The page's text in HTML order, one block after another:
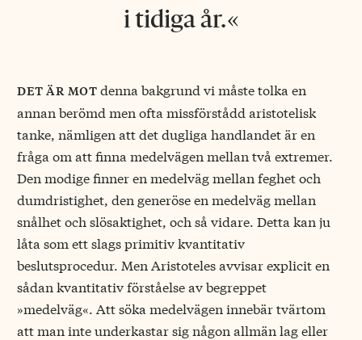
i tidiga år.
det är motdenna bakgrund vi måste tolka en
annan berömd men ofta missförstådd aristotelisk
tanke, nämligen att det dugliga handlandet är en
fråga om att finna medelvägen mellan två extremer.
Den modige finner en medelväg mellan feghet och
dumdristighet, den generöse en medelväg mellan
snålhet och slösaktighet, och så vidare. Detta kan ju
låta som ett slags primitiv kvantitativ
beslutsprocedur. Men Aristoteles avvisar explicit en
sådan kvantitativ förståelse av begreppet
»medelväg«. Att söka medelvägen innebär tvärtom
att man inte underkastar sig någon allmän lag eller